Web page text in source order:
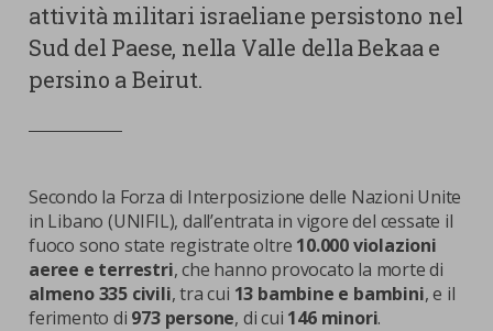
attività militari israeliane persistono nel
Sud del Paese, nella Valle della Bekaa e
persino a Beirut.
Secondo la Forza di Interposizione delle Nazioni Unite
in Libano (UNIFIL), dall’entrata in vigore del cessate il
fuoco sono state registrate oltre 10.000 violazioni
aeree e terrestri, che hanno provocato la morte di
almeno 335 civili, tra cui 13 bambine e bambini, e il
ferimento di 973 persone, di cui 146 minori.